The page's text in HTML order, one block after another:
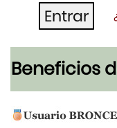
Beneficios